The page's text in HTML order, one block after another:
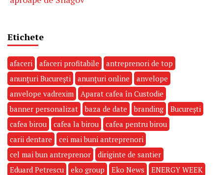
Etichete
afaceri afaceri profitabile
antreprenori de top
anunțuri București
anunțuri online
anvelope
anvelope vadrexim
Aparat cafea în Custodie
banner personalizat
baza de date branding
București
cafea birou
cafea la birou
cafea pentru birou
carii dentare
cei mai buni antreprenori
cel mai bun antreprenor
diriginte de santier
Eduard Petrescu
eko group Eko News
ENERGY WEEK